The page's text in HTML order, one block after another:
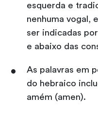
esquerda e
nenhuma vogal,
ser indicadas
e abaixo das
As palavras em
do hebraico
amém (amen).